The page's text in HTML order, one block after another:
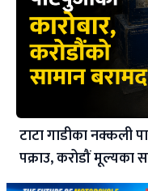
टाटा गाडीका नक्कली
पक्राउ, करोडौं मूल्यका